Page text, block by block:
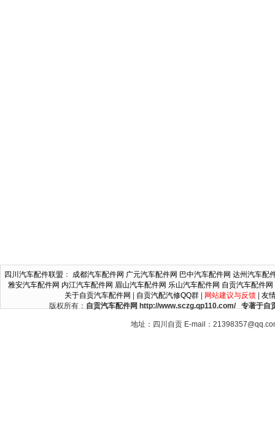
四川汽车配件联盟 ： 成都汽车配件网 广元汽车配件网 巴中汽车配件网 达州汽车配
雅安汽车配件网 内江汽车配件网 眉山汽车配件网 乐山汽车配件网 自贡汽车配件网
关于自贡汽车配件网
自贡汽配汽修QQ群| 网站建议与反馈| 友
版权所有： 自贡汽车配件网 http://www.sczg.qp110.com/ 专著于自
地址：四川自贡 E-mail：